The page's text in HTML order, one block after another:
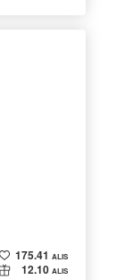
175.41 ALIS
12.10 ALIS